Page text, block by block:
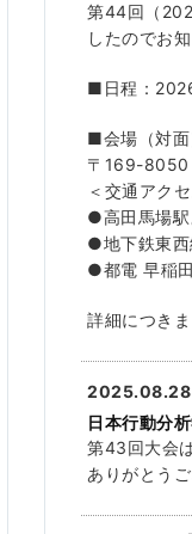
第44回（
したのでお
■日程：
■会場（対面
〒169-8050
＜交通アク
●高田馬場駅
●地下鉄東西
●都電 早稲
詳細につき
2025.08.28
日本行動分
第43回大会
ありがとうご